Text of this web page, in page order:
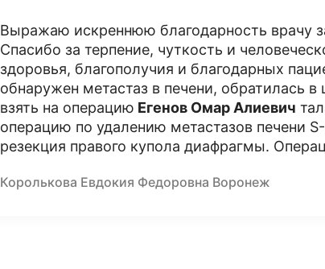
Выражаю искреннюю благодарность врачу
Спасибо за терпение, чуткость и
здоровья, благополучия и благодарных
обнаружен метастаз в печени, обратилась
взять на операцию Егенов Омар Алиевич
операцию по удалению метастазов печени
резекция правого купола диафрагмы.
Королькова Евдокия Федоровна Воронеж